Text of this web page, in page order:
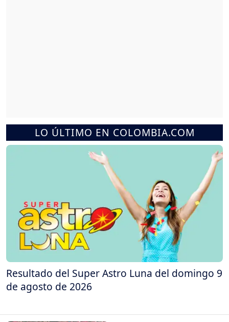
LO ÚLTIMO EN COLOMBIA.COM
Resultado del Super Astro Luna del domingo 9
de agosto de 2026